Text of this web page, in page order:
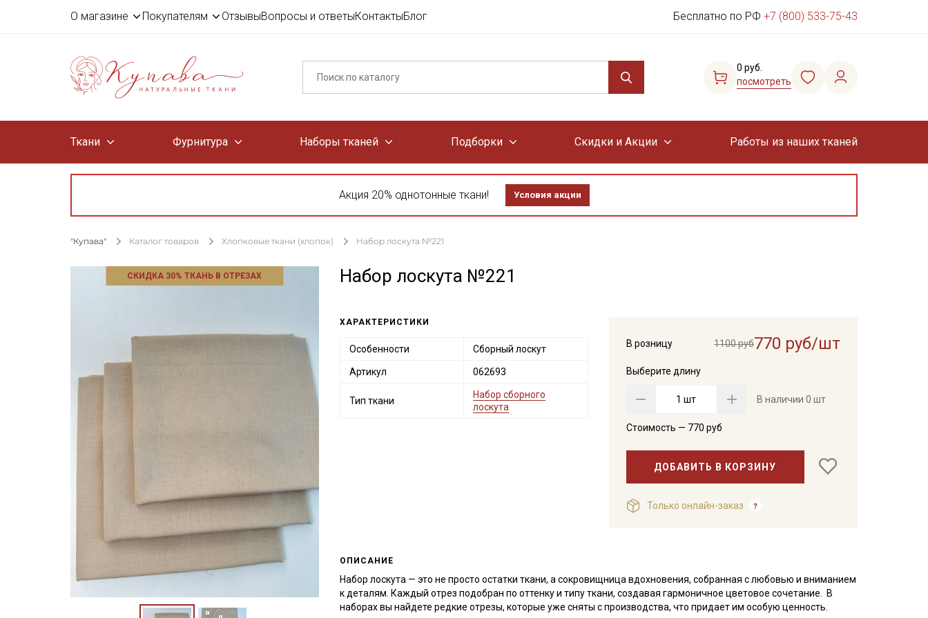
О магазине Покупателям ОтзывыВопросы и ответыКонтактыБлог Бесплатно по РФ +7 (800) 533-75-43
0 руб.
посмотреть
Ткани Фурнитура Наборы тканей Подборки Скидки и Акции Работы из наших тканей
Акция 20% однотонные ткани! Условия акции
"Купава" Каталог товаров Хлопковые ткани (хлопок) Набор лоскута №221
СКИДКА 30% ТКАНЬ В ОТРЕЗАХ Набор лоскута №221
В розницу 1100 руб770 руб/шт
Выберите длину
шт В наличии 0 шт
Стоимость — 770 руб
ДОБАВИТЬ В КОРЗИНУ
Только онлайн-заказ
ХАРАКТЕРИСТИКИ
Особенности Сборный лоскут
Артикул 062693
Тип ткани
Набор сборного
лоскута
ОПИСАНИЕ
Набор лоскута — это не просто остатки ткани, а сокровищница вдохновения, собранная с любовью и вниманием
к деталям. Каждый отрез подобран по оттенку и типу ткани, создавая гармоничное цветовое сочетание. В
наборах вы найдете редкие отрезы, которые уже сняты с производства, что придает им особую ценность.